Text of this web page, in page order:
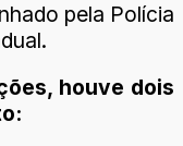
pela Polícia
houve dois